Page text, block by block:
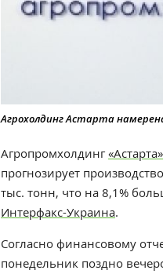
Агрохолдинг Астарта
Агропромхолдинг«Астарта»
прогнозирует
тыс. тонн, что на 8,1%
Интерфакс-Украина.
Согласно финансовому
понедельник поздно